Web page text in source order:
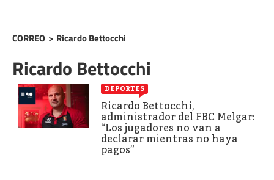
CORREO > Ricardo Bettocchi
Ricardo Bettocchi
DEPORTES
Ricardo Bettocchi,
administrador del FBC Melgar:
“Los jugadores no van a
declarar mientras no haya
pagos”